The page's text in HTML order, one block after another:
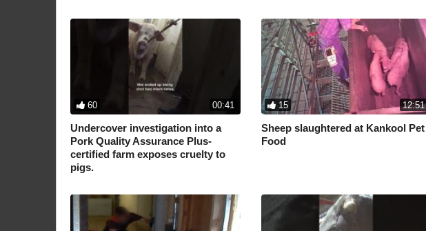
60 00:41
Undercover investigation into a
Pork Quality Assurance Plus-
certified farm exposes cruelty to
pigs.
15 12:51
Sheep slaughtered at Kankool Pet
Food